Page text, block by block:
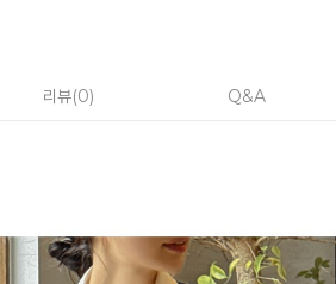
리뷰 0 Q&A